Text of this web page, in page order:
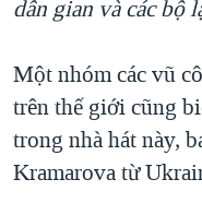
dân gian và các bộ
Một nhóm các vũ
trên thế giới cũng
trong nhà hát này,
Kramarova từ